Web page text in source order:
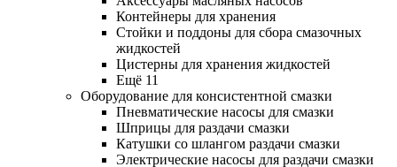
Контейнеры для хранения
Стойки и поддоны для сбора смазочных
жидкостей
Цистерны для хранения жидкостей
Ещё 11
Оборудование для консистентной смазки
Пневматические насосы для смазки
Шприцы для раздачи смазки
Катушки со шлангом раздачи смазки
Электрические насосы для раздачи смазки